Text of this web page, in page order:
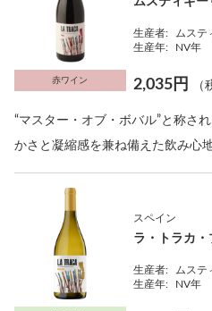
赤ワイン
生産者:
ムステ
生産年:
NV年
2,035円 （
“マスター・オブ・ボバル”と称さ
かさと凝縮感を兼ね備えた飲み心
スペイン
ラ・トラカ・
生産者:
ムステ
生産年:
NV年